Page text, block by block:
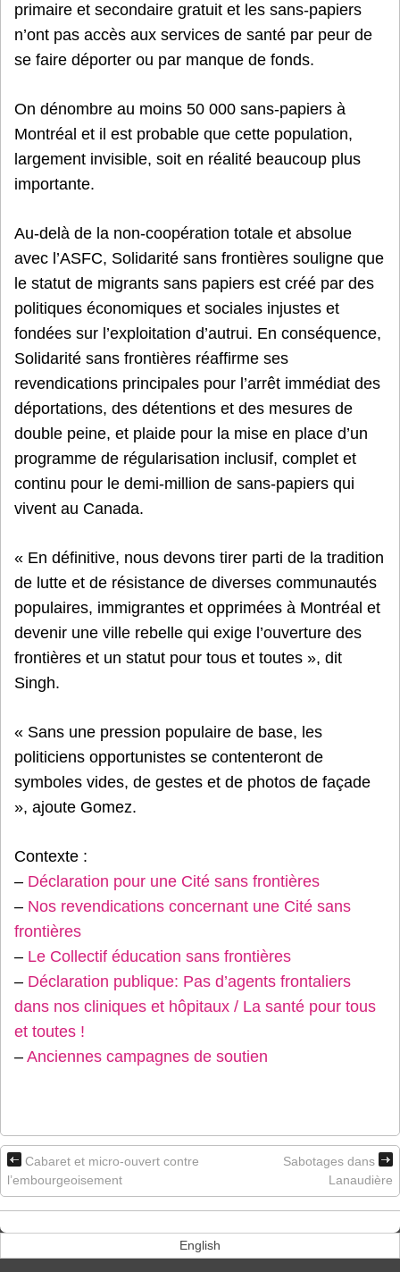
primaire et secondaire gratuit et les sans-papiers
n’ont pas accès aux services de santé par peur de
se faire déporter ou par manque de fonds.
On dénombre au moins 50 000 sans-papiers à
Montréal et il est probable que cette population,
largement invisible, soit en réalité beaucoup plus
importante.
Au-delà de la non-coopération totale et absolue
avec l’ASFC, Solidarité sans frontières souligne que
le statut de migrants sans papiers est créé par des
politiques économiques et sociales injustes et
fondées sur l’exploitation d’autrui. En conséquence,
Solidarité sans frontières réaffirme ses
revendications principales pour l’arrêt immédiat des
déportations, des détentions et des mesures de
double peine, et plaide pour la mise en place d’un
programme de régularisation inclusif, complet et
continu pour le demi-million de sans-papiers qui
vivent au Canada.
« En définitive, nous devons tirer parti de la tradition
de lutte et de résistance de diverses communautés
populaires, immigrantes et opprimées à Montréal et
devenir une ville rebelle qui exige l’ouverture des
frontières et un statut pour tous et toutes », dit
Singh.
« Sans une pression populaire de base, les
politiciens opportunistes se contenteront de
symboles vides, de gestes et de photos de façade
», ajoute Gomez.
Contexte :
– Déclaration pour une Cité sans frontières
– Nos revendications concernant une Cité sans
frontières
– Le Collectif éducation sans frontières
– Déclaration publique: Pas d’agents frontaliers
dans nos cliniques et hôpitaux / La santé pour tous
et toutes !
– Anciennes campagnes de soutien
Cabaret et micro-ouvert contre
l’embourgeoisement
Sabotages dans
Lanaudière
English